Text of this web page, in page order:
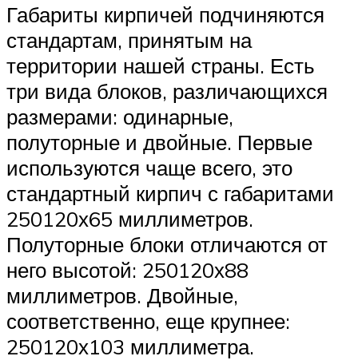
Габариты кирпичей подчиняются
стандартам, принятым на
территории нашей страны. Есть
три вида блоков, различающихся
размерами: одинарные,
полуторные и двойные. Первые
используются чаще всего, это
стандартный кирпич с габаритами
250120х65 миллиметров.
Полуторные блоки отличаются от
него высотой: 250120х88
миллиметров. Двойные,
соответственно, еще крупнее:
250120х103 миллиметра.